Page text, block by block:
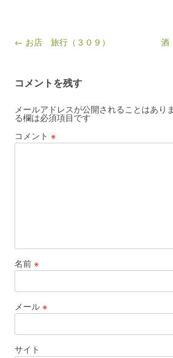
Post navigation
← お店 旅行（３０９） 酒
コメントを残す
メールアドレスが公開されることはあり
る欄は必須項目です
コメント ※
名前 ※
メール ※
サイト